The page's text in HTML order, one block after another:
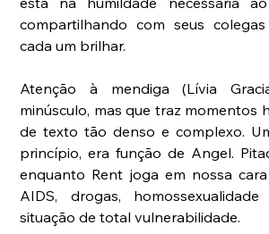
compartilhando com seus
cada um brilhar.
Atenção à mendiga (Lívia
minúsculo, mas que traz momentos
de texto tão denso e complexo.
princípio, era função de Angel.
enquanto Rent joga em nossa
AIDS, drogas,
situação de total vulnerabilidade.